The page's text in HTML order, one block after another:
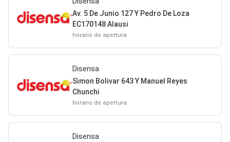
Av. 5 De Junio 127 Y Pedro De Loza
EC170148 Alausi
horario de apertura
Disensa
Simon Bolivar 643 Y Manuel Reyes
Chunchi
horario de apertura
Disensa